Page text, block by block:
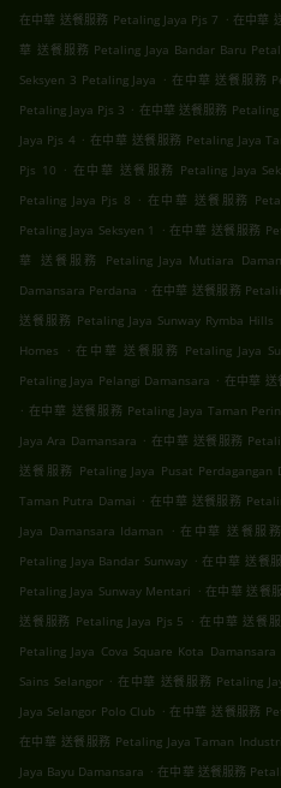
在中華 送餐服務 Petaling Jaya Pjs 7 . 在中華
華 送餐服務 Petaling Jaya Bandar Baru
Seksyen 3 Petaling Jaya . 在中華 送餐服務
Petaling Jaya Pjs 3 . 在中華 送餐服務 Petaling
Jaya Pjs 4 . 在中華 送餐服務 Petaling Jaya
Pjs 10 . 在中華 送餐服務 Petaling Jaya
Petaling Jaya Pjs 8 . 在中華 送餐服務
Petaling Jaya Seksyen 1
. 在中華 送餐服務
華 送餐服務 Petaling Jaya Mutiara
Damansara Perdana . 在中華 送餐服務
送餐服務 Petaling Jaya Sunway Rymba Hills
Homes
. 在中華 送餐服務 Petaling Jaya
Petaling Jaya Pelangi Damansara . 在中華
. 在中華 送餐服務 Petaling Jaya Taman
Jaya Ara Damansara . 在中華 送餐服務
送餐服務 Petaling Jaya Pusat Perdagangan
Taman Putra Damai . 在中華 送餐服務
Jaya Damansara Idaman
. 在中華 送餐服
Petaling Jaya Bandar Sunway . 在中華 送餐
Petaling Jaya Sunway Mentari . 在中華 送餐
送餐服務 Petaling Jaya Pjs 5 . 在中華 送餐
Petaling Jaya Cova Square Kota Damansara
Sains Selangor . 在中華 送餐服務 Petaling
Jaya Selangor Polo Club . 在中華 送餐服務
在中華 送餐服務 Petaling Jaya Taman
Jaya Bayu Damansara . 在中華 送餐服務